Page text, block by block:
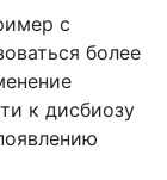
с
более
к дисбиозу